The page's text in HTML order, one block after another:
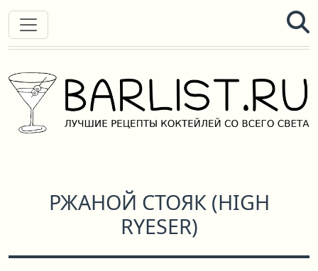
РЖАНОЙ СТОЯК(HIGH
RYESER)